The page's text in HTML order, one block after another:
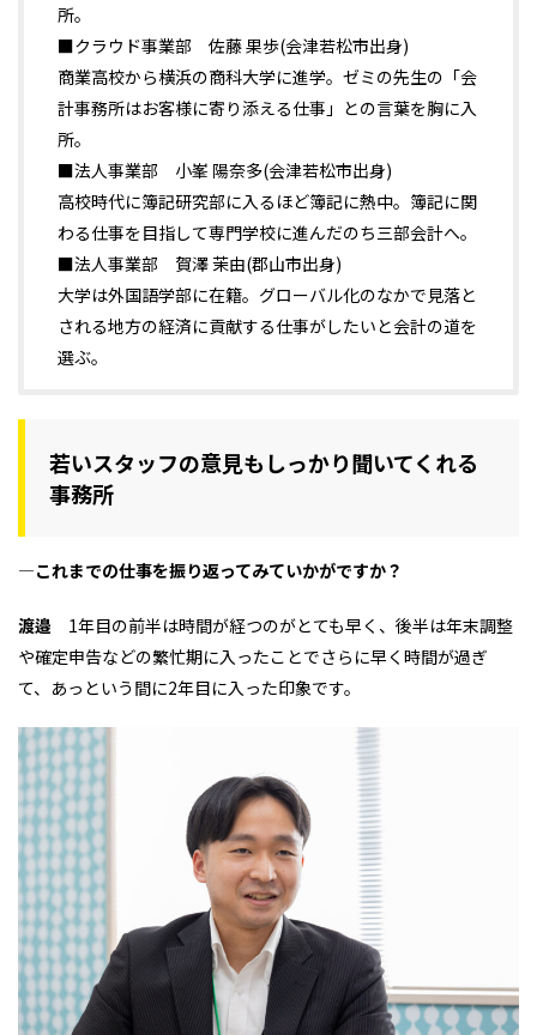
所。
■クラウド事業部 佐藤 果歩(会津若松市出身)
商業高校から横浜の商科大学に進学。ゼミの先生の「会
計事務所はお客様に寄り添える仕事」との言葉を胸に入
所。
■法人事業部 小峯 陽奈多(会津若松市出身)
高校時代に簿記研究部に入るほど簿記に熱中。簿記に関
わる仕事を目指して専門学校に進んだのち三部会計へ。
■法人事業部 賀澤 茉由(郡山市出身)
大学は外国語学部に在籍。グローバル化のなかで見落と
される地方の経済に貢献する仕事がしたいと会計の道を
選ぶ。
若いスタッフの意見もしっかり聞いてくれる
事務所
―これまでの仕事を振り返ってみていかがですか？
渡邉 1年目の前半は時間が経つのがとても早く、後半は年末調整
や確定申告などの繁忙期に入ったことでさらに早く時間が過ぎ
て、あっという間に2年目に入った印象です。